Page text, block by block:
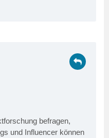
befragen,
und Influencer können